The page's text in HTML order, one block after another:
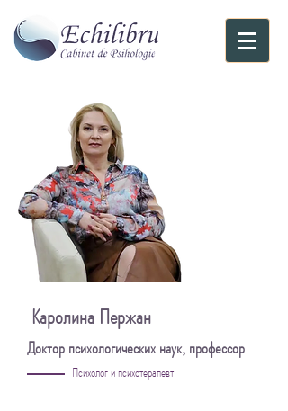
Каролина Пержан
Доктор психологических наук, профессор
Психолог и психотерапевт